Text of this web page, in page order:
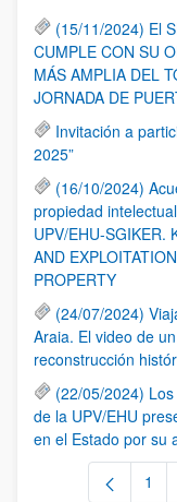
(15/11/2024) El
CUMPLE CON SU
MÁS AMPLIA DEL
JORNADA DE
Invitación a
2025”
(16/10/2024)
propiedad
UPV/EHU-SGIKER.
AND
PROPERTY
(24/07/2024)
Araia. El video de
reconstrucción
(22/05/2024)
de la UPV/EHU
en el Estado por su
1